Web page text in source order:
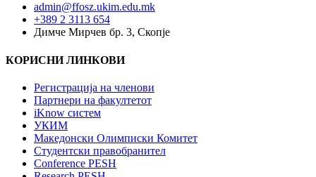
admin@ffosz.ukim.edu.mk
+389 2 3113 654
Димче Мирчев бр. 3, Скопје
КОРИСНИ ЛИНКОВИ
Регистрација на членови
Партнери на факултетот
iKnow систем
УКИМ
Македонски Олимписки Комитет
Студентски правобранител
Conference PESH